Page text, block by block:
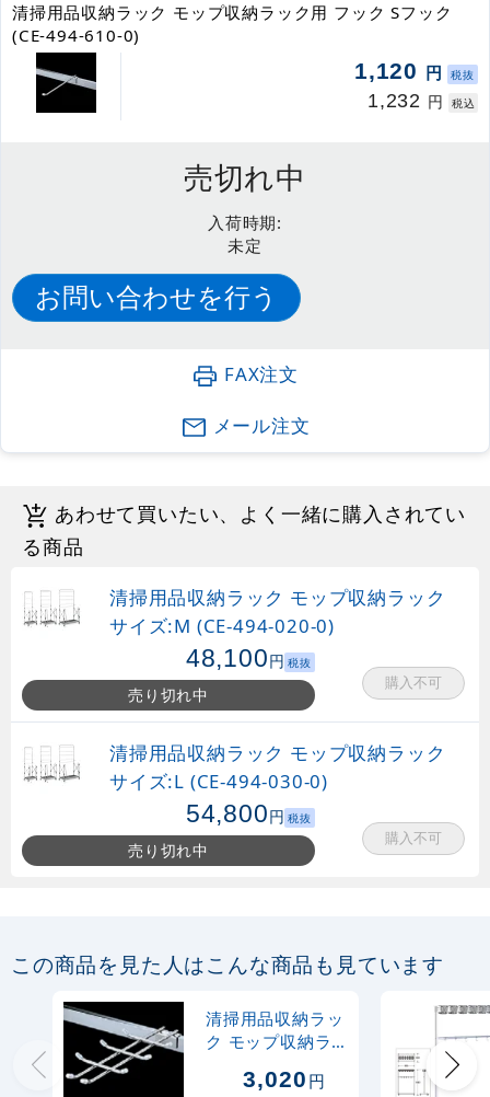
清掃用品収納ラック モップ収納ラック用 フック Sフック
(CE-494-610-0)
1,120 円 税抜
1,232 円 税込
売切れ中
入荷時期:
未定
FAX注文
メール注文
あわせて買いたい、よく一緒に購入されてい
る商品
清掃用品収納ラック モップ収納ラック
サイズ:M (CE-494-020-0)
48,100円 税抜
売り切れ中
購入不可
清掃用品収納ラック モップ収納ラック
サイズ:L (CE-494-030-0)
54,800円 税抜
売り切れ中
購入不可
この商品を見た人はこんな商品も見ています
清掃用品収納ラッ
ク モップ収納ラ
フック2 (CE-494-
3,020円